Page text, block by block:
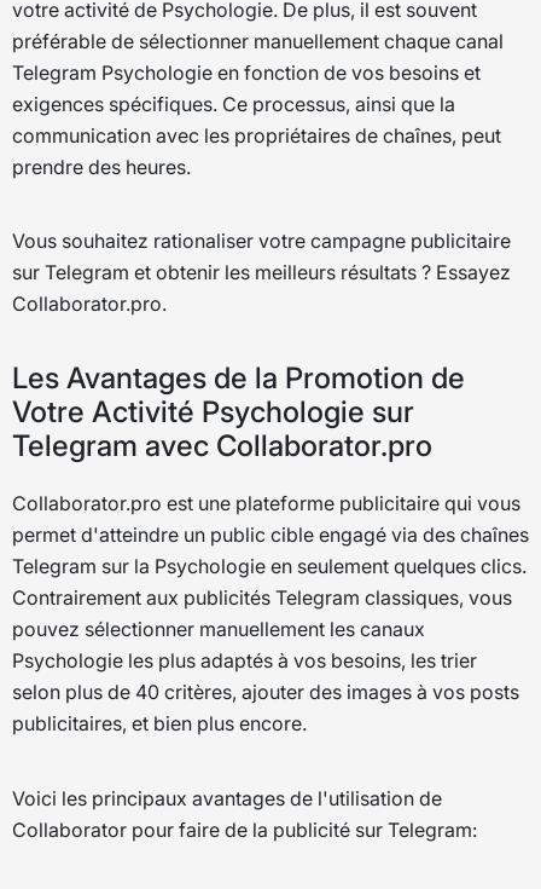
votre activité de Psychologie. De plus, il est souvent
préférable de sélectionner manuellement chaque canal
Telegram Psychologie en fonction de vos besoins et
exigences spécifiques. Ce processus, ainsi que la
communication avec les propriétaires de chaînes, peut
prendre des heures.
Vous souhaitez rationaliser votre campagne publicitaire
sur Telegram et obtenir les meilleurs résultats ? Essayez
Collaborator.pro.
Les Avantages de la Promotion de
Votre Activité Psychologie sur
Telegram avec Collaborator.pro
Collaborator.pro est une plateforme publicitaire qui vous
permet d'atteindre un public cible engagé via des chaînes
Telegram sur la Psychologie en seulement quelques clics.
Contrairement aux publicités Telegram classiques, vous
pouvez sélectionner manuellement les canaux
Psychologie les plus adaptés à vos besoins, les trier
selon plus de 40 critères, ajouter des images à vos posts
publicitaires, et bien plus encore.
Voici les principaux avantages de l'utilisation de
Collaborator pour faire de la publicité sur Telegram: